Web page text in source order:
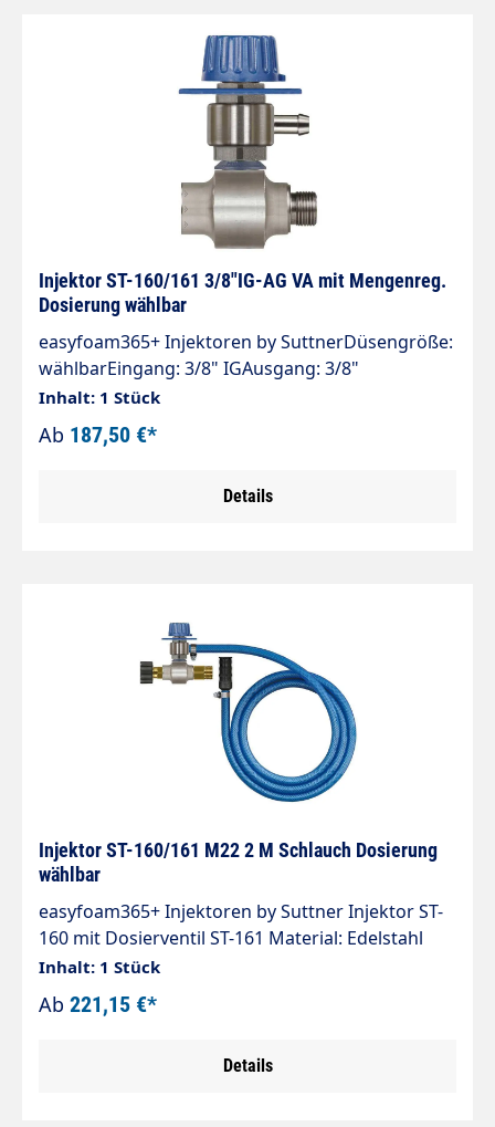
Injektor ST-160/161 3/8"IG-AG VA mit Mengenreg.
Dosierung wählbar
easyfoam365+ Injektoren by SuttnerDüsengröße:
wählbarEingang: 3/8" IGAusgang: 3/8"
AGAnsaugung: Tülle 9 mmMax. 350 bar /
90°CInjektor ST-160 für Chemie- und
Schaumanwendungen. Regulierung der
Inhalt: 1 Stück
Ab 187,50 €*
Details
Injektor ST-160/161 M22 2 M Schlauch Dosierung
wählbar
easyfoam365+ Injektoren by Suttner Injektor ST-
160 mit Dosierventil ST-161 Material: Edelstahl
Eingang: M22x1,5 IG (Verschraubung) Messing
Ausgang: M22x1,5 AG Messing Düsengröße:
wählbar Ansaugung: Tülle 9 mm Ansaugschlauch
Injektor ST-160 für Chemie- und
Inhalt: 1 Stück
Ab 221,15 €*
Details